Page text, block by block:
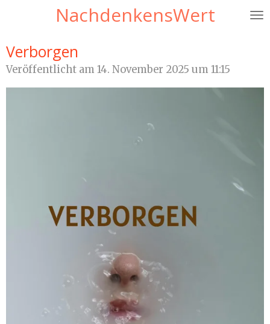
springen
NachdenkensWert
Verborgen
Veröffentlicht am 14. November 2025 um 11:15